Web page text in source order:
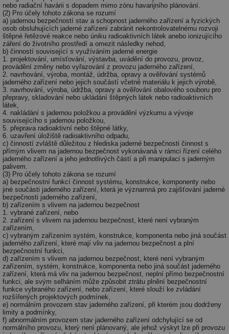
nebo radiační havárii s dopadem mimo zónu havarijního plánování.
(2) Pro účely tohoto zákona se rozumí
a) jadernou bezpečností stav a schopnost jaderného zařízení a fyzických
osob obsluhujících jaderné zařízení zabránit nekontrolovatelnému rozvoji
štěpné řetězové reakce nebo úniku radioaktivních látek anebo ionizujícího
záření do životního prostředí a omezit následky nehod,
b) činností související s využíváním jaderné energie
1. projektování, umísťování, výstavba, uvádění do provozu, provoz,
provádění změny nebo vyřazování z provozu jaderného zařízení,
2. navrhování, výroba, montáž, údržba, opravy a ověřování systémů
jaderného zařízení nebo jejich součástí včetně materiálu k jejich výrobě,
3. navrhování, výroba, údržba, opravy a ověřování obalového souboru pro
přepravy, skladování nebo ukládání štěpných látek nebo radioaktivních
látek,
4. nakládání s jadernou položkou a provádění výzkumu a vývoje
souvisejícího s jadernou položkou,
5. přeprava radioaktivní nebo štěpné látky,
6. uzavření úložiště radioaktivního odpadu,
c) činností zvláště důležitou z hlediska jaderné bezpečnosti činnost s
přímým vlivem na jadernou bezpečnost vykonávaná v rámci řízení celého
jaderného zařízení a jeho jednotlivých částí a při manipulaci s jaderným
palivem.
(3) Pro účely tohoto zákona se rozumí
a) bezpečnostní funkcí činnost systému, konstrukce, komponenty nebo
jiné součásti jaderného zařízení, která je významná pro zajišťování jaderné
bezpečnosti jaderného zařízení,
b) zařízením s vlivem na jadernou bezpečnost
1. vybrané zařízení, nebo
2. zařízení s vlivem na jadernou bezpečnost, které není vybraným
zařízením,
c) vybraným zařízením systém, konstrukce, komponenta nebo jiná součást
jaderného zařízení, které mají vliv na jadernou bezpečnost a plní
bezpečnostní funkci,
d) zařízením s vlivem na jadernou bezpečnost, které není vybraným
zařízením, systém, konstrukce, komponenta nebo jiná součást jaderného
zařízení, která má vliv na jadernou bezpečnost, neplní přímo bezpečnostní
funkci, ale svým selháním může způsobit ztrátu plnění bezpečnostní
funkce vybraného zařízení, nebo zařízení, které slouží ke zvládání
rozšířených projektových podmínek,
e) normálním provozem stav jaderného zařízení, při kterém jsou dodrženy
limity a podmínky,
f) abnormálním provozem stav jaderného zařízení odchylující se od
normálního provozu, který není plánovaný, ale jehož výskyt lze při provozu